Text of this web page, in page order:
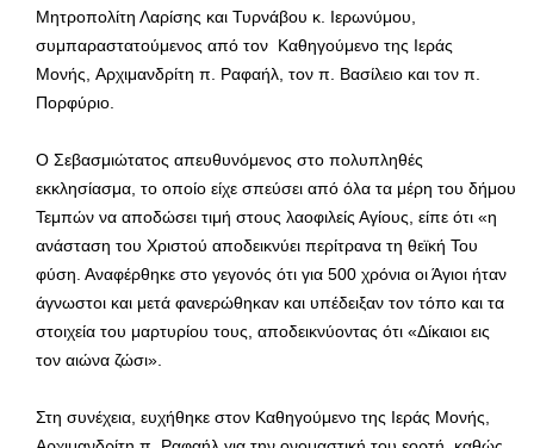
Μητροπολίτη Λαρίσης και Τυρνάβου κ. Ιερωνύμου,
συμπαραστατούμενος από τον Καθηγούμενο της Ιεράς
Μονής, Αρχιμανδρίτη π. Ραφαήλ, τον π. Βασίλειο και τον π.
Πορφύριο.
Ο Σεβασμιώτατος απευθυνόμενος στο πολυπληθές
εκκλησίασμα, το οποίο είχε σπεύσει από όλα τα μέρη του δήμου
Τεμπών να αποδώσει τιμή στους λαοφιλείς Αγίους, είπε ότι «η
ανάσταση του Χριστού αποδεικνύει περίτρανα τη θεϊκή Του
φύση. Αναφέρθηκε στο γεγονός ότι για 500 χρόνια οι Άγιοι ήταν
άγνωστοι και μετά φανερώθηκαν και υπέδειξαν τον τόπο και τα
στοιχεία του μαρτυρίου τους, αποδεικνύοντας ότι «Δίκαιοι εις
τον αιώνα ζώσι».
Στη συνέχεια, ευχήθηκε στον Καθηγούμενο της Ιεράς Μονής,